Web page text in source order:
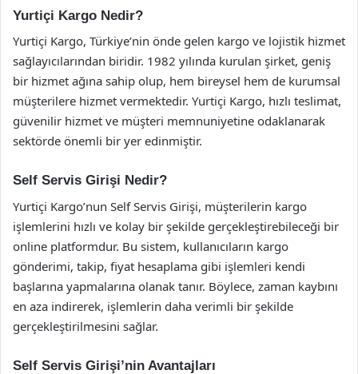
Yurtiçi Kargo Nedir?
Yurtiçi Kargo, Türkiye’nin önde gelen kargo ve lojistik hizmet
sağlayıcılarından biridir. 1982 yılında kurulan şirket, geniş
bir hizmet ağına sahip olup, hem bireysel hem de kurumsal
müşterilere hizmet vermektedir. Yurtiçi Kargo, hızlı teslimat,
güvenilir hizmet ve müşteri memnuniyetine odaklanarak
sektörde önemli bir yer edinmiştir.
Self Servis Girişi Nedir?
Yurtiçi Kargo’nun Self Servis Girişi, müşterilerin kargo
işlemlerini hızlı ve kolay bir şekilde gerçekleştirebileceği bir
online platformdur. Bu sistem, kullanıcıların kargo
gönderimi, takip, fiyat hesaplama gibi işlemleri kendi
başlarına yapmalarına olanak tanır. Böylece, zaman kaybını
en aza indirerek, işlemlerin daha verimli bir şekilde
gerçekleştirilmesini sağlar.
Self Servis Girişi’nin Avantajları